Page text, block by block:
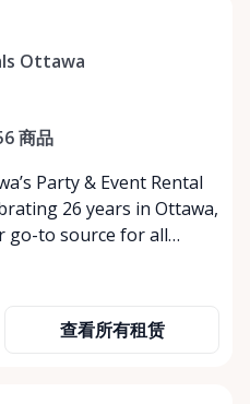
Ottawa
商品
Party & Event Rental
go-to source for all
be a
our offerings
in the power of
查看所有租赁